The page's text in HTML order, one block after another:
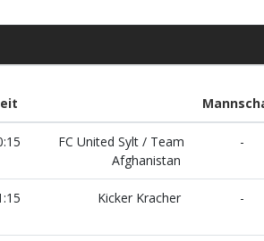
FC United Sylt / Team
Afghanistan
-
Kicker Kracher -